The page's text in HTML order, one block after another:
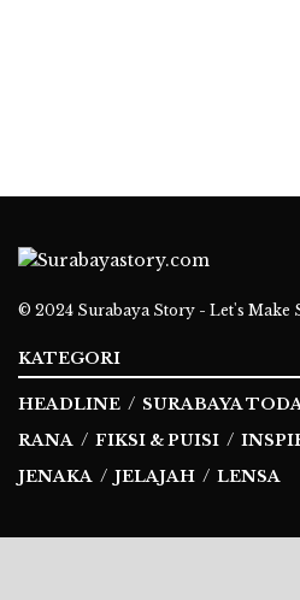
© 2024 Surabaya Story - Let's Make
KATEGORI
HEADLINE SURABAYA
RANA
FIKSI & PUISI
JENAKA
JELAJAH LENSA